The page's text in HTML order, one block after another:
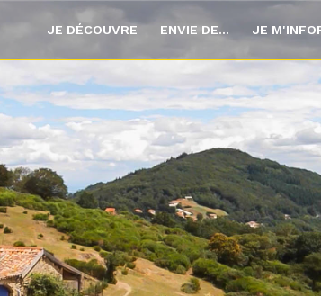
JE DÉCOUVRE ENVIE DE... JE